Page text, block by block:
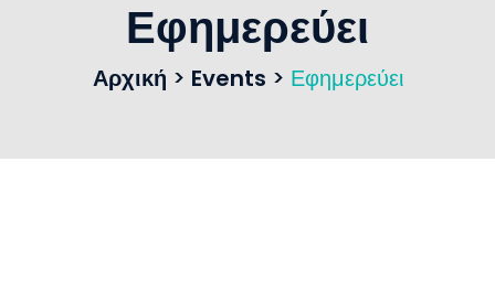
Εφημερεύει
Αρχική > Events > Εφημερεύει